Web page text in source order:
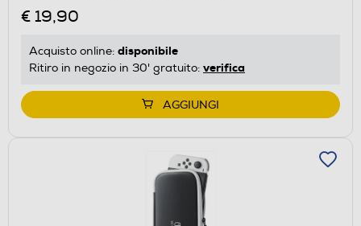
€ 19,90
Acquisto online: disponibile
Ritiro in negozio in 30' gratuito: verifica
AGGIUNGI